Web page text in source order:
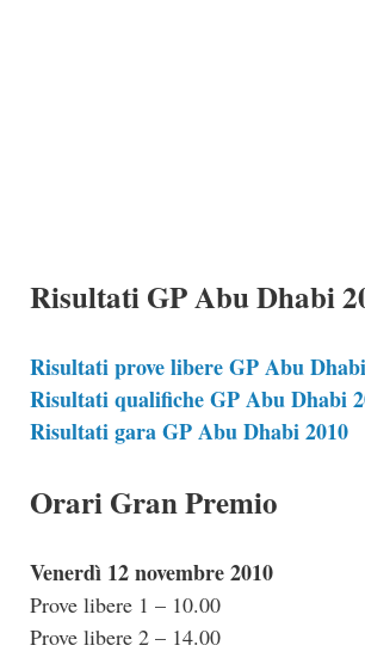
Risultati GP Abu Dhabi
Risultati prove libere GP Abu
Risultati qualifiche GP Abu Dhabi
Risultati gara GP Abu Dhabi 2010
Orari Gran Premio
Venerdì 12 novembre 2010
Prove libere 1 – 10.00
Prove libere 2 – 14.00